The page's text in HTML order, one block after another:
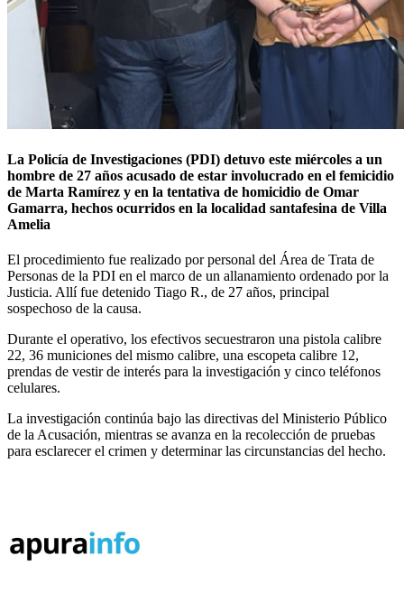
La Policía de Investigaciones (PDI) detuvo este miércoles a un
hombre de 27 años acusado de estar involucrado en el femicidio
de Marta Ramírez y en la tentativa de homicidio de Omar
Gamarra, hechos ocurridos en la localidad santafesina de Villa
Amelia
El procedimiento fue realizado por personal del Área de Trata de
Personas de la PDI en el marco de un allanamiento ordenado por la
Justicia. Allí fue detenido Tiago R., de 27 años, principal
sospechoso de la causa.
Durante el operativo, los efectivos secuestraron una pistola calibre
22, 36 municiones del mismo calibre, una escopeta calibre 12,
prendas de vestir de interés para la investigación y cinco teléfonos
celulares.
La investigación continúa bajo las directivas del Ministerio Público
de la Acusación, mientras se avanza en la recolección de pruebas
para esclarecer el crimen y determinar las circunstancias del hecho.